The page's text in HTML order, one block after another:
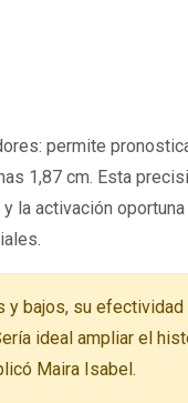
permite
1,87 cm. Esta
la activación
y bajos, su efectividad
ideal ampliar el
Maira Isabel.